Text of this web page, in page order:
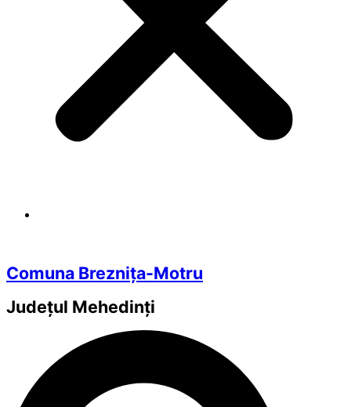
Comuna Breznița-Motru
Județul Mehedinți